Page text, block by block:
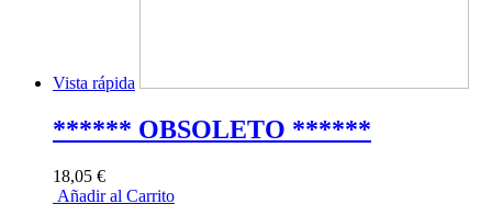
Vista rápida
****** OBSOLETO ******
18,05 €
Añadir al Carrito